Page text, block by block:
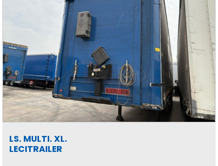
LS. MULTI. XL.
LECITRAILER